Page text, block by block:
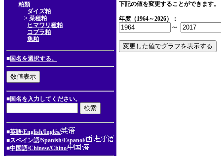
粕類
ダイズ粕
> 菜種粕
ヒマワリ種粕
コプラ粕
魚粕
■国名を選択する。
■国名を入力してください。
■英語/English/Inglés/
■スペイン語/Spanish/Espanol/
■中国語/Chinese/Chino/
下記の値を変更することができます。
年度（1964～2026）：
～